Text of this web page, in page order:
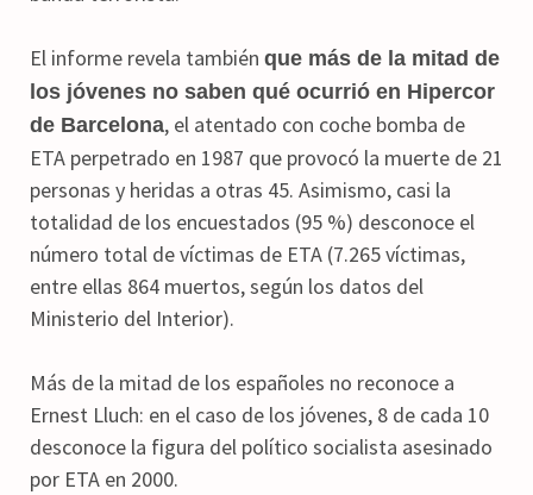
El informe revela también que más de la mitad de
los jóvenes no saben qué ocurrió en Hipercor
de Barcelona, el atentado con coche bomba de
ETA perpetrado en 1987 que provocó la muerte de 21
personas y heridas a otras 45. Asimismo, casi la
totalidad de los encuestados (95 %) desconoce el
número total de víctimas de ETA (7.265 víctimas,
entre ellas 864 muertos, según los datos del
Ministerio del Interior).
Más de la mitad de los españoles no reconoce a
Ernest Lluch: en el caso de los jóvenes, 8 de cada 10
desconoce la figura del político socialista asesinado
por ETA en 2000.